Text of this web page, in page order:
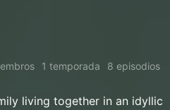
1 temporada 8 episodios
living together in an idyllic